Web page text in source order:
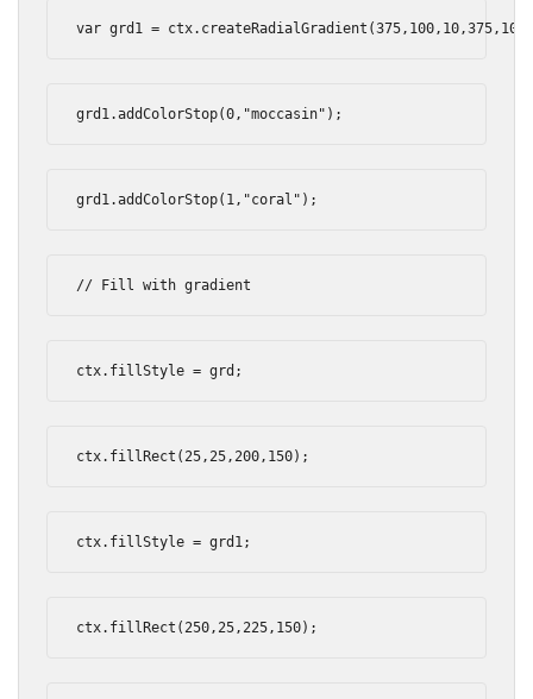
var grd1 = ctx. createRadialGradient (375, 100, 10,375, 100
grd1.addColorStop(0, "moccasin" );
grd1.addColorStop( 1, "coral" );
// Fill with gradient
ctx. fillStyle = grd ;
ctx. fillRect (25,25,200, 150);
ctx. fillStyle = grd1;
ctx. fillRect (250,25,225, 150);